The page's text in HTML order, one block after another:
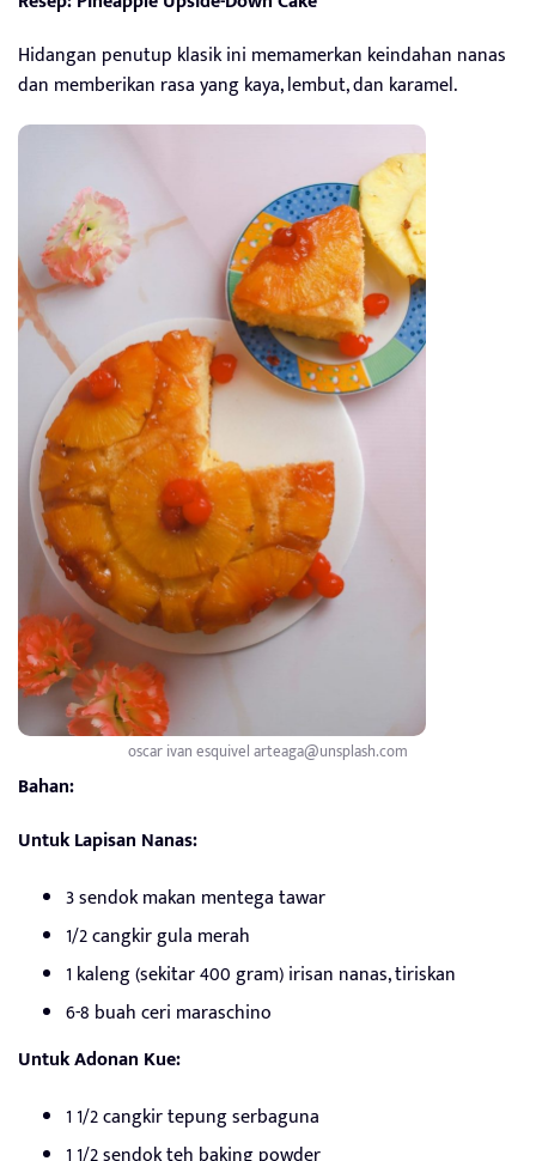
Hidangan penutup klasik ini memamerkan keindahan nanas
dan memberikan rasa yang kaya, lembut, dan karamel.
oscar ivan esquivel arteaga@unsplash.com
Bahan:
Untuk Lapisan Nanas:
3 sendok makan mentega tawar
1/2 cangkir gula merah
1 kaleng (sekitar 400 gram) irisan nanas, tiriskan
6-8 buah ceri maraschino
Untuk Adonan Kue:
1 1/2 cangkir tepung serbaguna